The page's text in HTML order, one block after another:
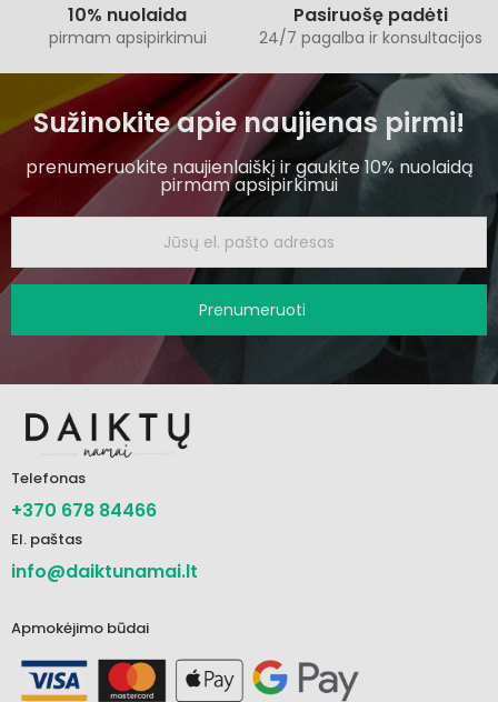
10% nuolaida
pirmam apsipirkimui
Pasiruošę padėti
24/7 pagalba ir konsultacijos
Sužinokite apie naujienas pirmi!
prenumeruokite naujienlaiškį ir gaukite 10% nuolaidą
pirmam apsipirkimui
Prenumeruoti
Telefonas
+370 678 84466
El. paštas
info@daiktunamai.lt
Apmokėjimo būdai